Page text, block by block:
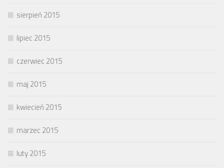
sierpień 2015
lipiec 2015
czerwiec 2015
maj 2015
kwiecień 2015
marzec 2015
luty 2015